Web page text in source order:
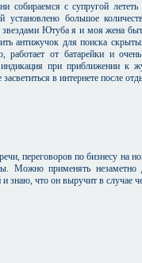
собираемся с супругой
большое
звездами Ютуба я и моя жена
антижучок для поиска
работает от батарейки и
при приближении к
в интернете после
переговоров по бизнесу на
Можно применять незаметно
знаю, что он выручит в случае